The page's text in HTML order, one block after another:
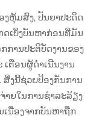
ງຫຸ້ມສົງ, ປັນຍາປະດິດ
ດເບິ່ງບັນຫາກ່ອນທີ່ມັນ
ການປະຕິບັດງານຂອງ
ເຕືອນຜູ້ດຳເນີນງານ
ສິ່ງນີ້ຊ່ວຍປ້ອງກັນການ
າຍໃນການຊຳລະລ້ຽງ
ເນື່ອງຈາກບັນຫາຖືກ